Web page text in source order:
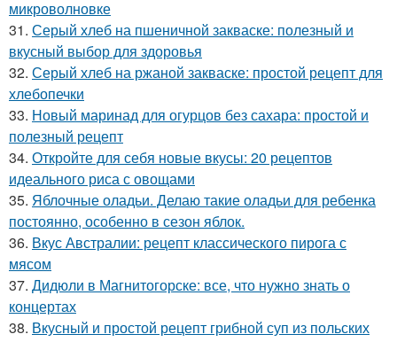
микроволновке
31. Серый хлеб на пшеничной закваске: полезный и
вкусный выбор для здоровья
32. Серый хлеб на ржаной закваске: простой рецепт для
хлебопечки
33. Новый маринад для огурцов без сахара: простой и
полезный рецепт
34. Откройте для себя новые вкусы: 20 рецептов
идеального риса с овощами
35. Яблочные оладьи. Делаю такие оладьи для ребенка
постоянно, особенно в сезон яблок.
36. Вкус Австралии: рецепт классического пирога с
мясом
37. Дидюли в Магнитогорске: все, что нужно знать о
концертах
38. Вкусный и простой рецепт грибной суп из польских